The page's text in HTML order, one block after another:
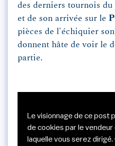
des derniers tournois du
et de son arrivée sur le
pièces de l'échiquier
donnent hâte de voir le
partie.
Le visionnage de ce
de cookies par le
laquelle vous serez